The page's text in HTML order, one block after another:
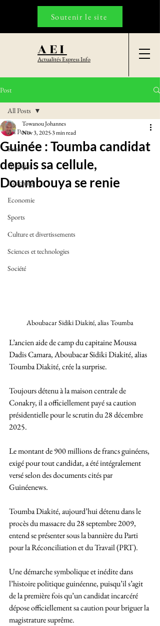
AEI
Actualités Express Info
Soutenir le site
Post
All Posts
Santé
Politique
Coaching
Economie
Sports
Culture et divertissements
Sciences et technologies
Société
All Posts
Guinée : Toumba candidat
depuis sa cellule,
Doumbouya se renie
Towanou Johannes
Nov 3, 20253 min read
Aboubacar Sidiki Diakité, alias Toumba
L’ancien aide de camp du capitaine Moussa
Dadis Camara, Aboubacar Sidiki Diakité, alias
Toumba Diakité, crée la surprise.
Toujours détenu à la maison centrale de
Conakry, il a officiellement payé sa caution
présidentielle pour le scrutin du 28 décembre
2025.
Le montant de 900 millions de francs guinéens,
exigé pour tout candidat, a été intégralement
versé selon des documents cités par
Guinéenews.
Toumba Diakité, aujourd’hui détenu dans le
procès du massacre du 28 septembre 2009,
entend se présenter sous la bannière du Parti
pour la Réconciliation et du Travail (PRT).
Une démarche symbolique et inédite dans
l’histoire politique guinéenne, puisqu’il s’agit
de la première fois qu’un candidat incarcéré
dépose officiellement sa caution pour briguer la
magistrature suprême.